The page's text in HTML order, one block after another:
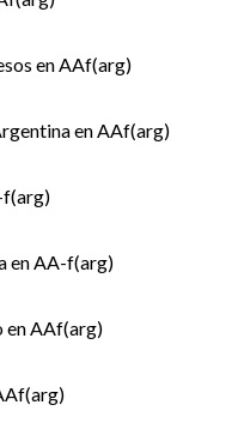
en AAf(arg)
en AAf(arg)
en AA-f(arg)
en AAf(arg)